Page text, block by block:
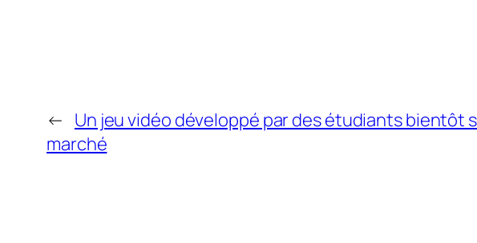
← Un jeu vidéo développé par des étudiants bientôt
marché